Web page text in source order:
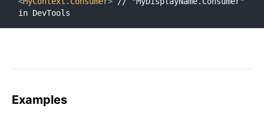
in DevTools
Examples